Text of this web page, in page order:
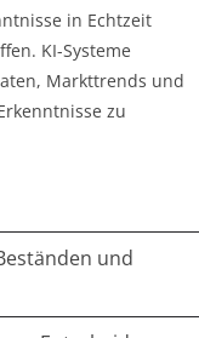
in Echtzeit
KI-Systeme
Markttrends und
zu
und